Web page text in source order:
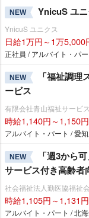
NEW YnicuS ユ
YnicuS ユニクス
日給1万円～1万5,000
正社員 / アルバイト・パ
NEW
「福祉調
ービス
有限会社青山福祉サービ
時給1,140円～1,150円
アルバイト・パート / 愛
NEW
「週3から
サービス付き高齢者
社会福祉法人勤医協福祉
時給1,105円～1,131円
アルバイト・パート / 北